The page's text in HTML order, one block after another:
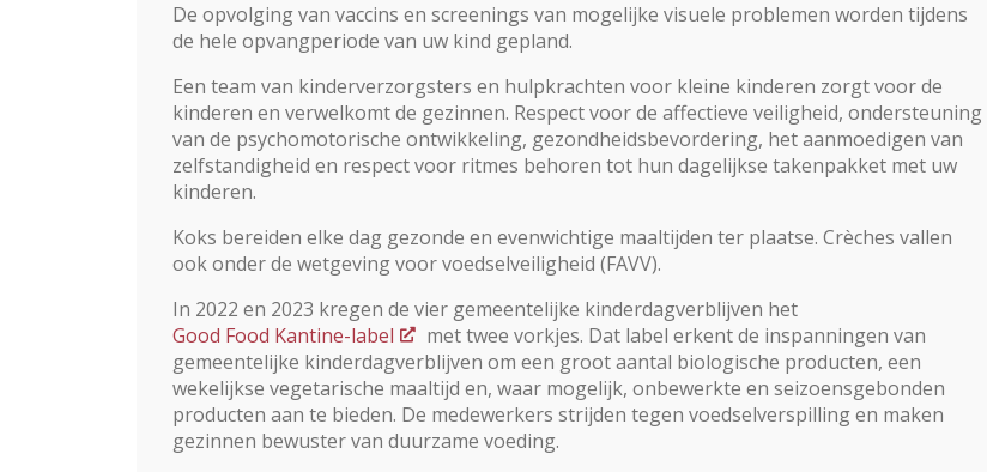
De opvolging van vaccins en screenings van mogelijke visuele problemen worden tijdens
de hele opvangperiode van uw kind gepland.
Een team van kinderverzorgsters en hulpkrachten voor kleine kinderen zorgt voor de
kinderen en verwelkomt de gezinnen. Respect voor de affectieve veiligheid, ondersteuning
van de psychomotorische ontwikkeling, gezondheidsbevordering, het aanmoedigen van
zelfstandigheid en respect voor ritmes behoren tot hun dagelijkse takenpakket met uw
kinderen.
Koks bereiden elke dag gezonde en evenwichtige maaltijden ter plaatse. Crèches vallen
ook onder de wetgeving voor voedselveiligheid (FAVV).
In 2022 en 2023 kregen de vier gemeentelijke kinderdagverblijven het
Good Food Kantine-label
met twee vorkjes. Dat label erkent de inspanningen van
gemeentelijke kinderdagverblijven om een groot aantal biologische producten, een
wekelijkse vegetarische maaltijd en, waar mogelijk, onbewerkte en seizoensgebonden
producten aan te bieden. De medewerkers strijden tegen voedselverspilling en maken
gezinnen bewuster van duurzame voeding.